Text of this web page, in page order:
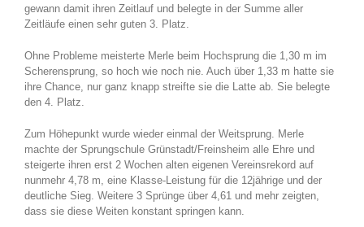
gewann damit ihren Zeitlauf und belegte in der Summe aller
Zeitläufe einen sehr guten 3. Platz.
Ohne Probleme meisterte Merle beim Hochsprung die 1,30 m im
Scherensprung, so hoch wie noch nie. Auch über 1,33 m hatte sie
ihre Chance, nur ganz knapp streifte sie die Latte ab. Sie belegte
den 4. Platz.
Zum Höhepunkt wurde wieder einmal der Weitsprung. Merle
machte der Sprungschule Grünstadt/Freinsheim alle Ehre und
steigerte ihren erst 2 Wochen alten eigenen Vereinsrekord auf
nunmehr 4,78 m, eine Klasse-Leistung für die 12jährige und der
deutliche Sieg. Weitere 3 Sprünge über 4,61 und mehr zeigten,
dass sie diese Weiten konstant springen kann.